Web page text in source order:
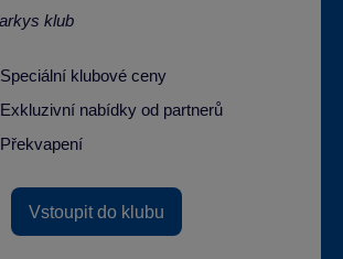
Speciální klubové ceny
Exkluzivní nabídky od partnerů
Překvapení
Vstoupit do klubu